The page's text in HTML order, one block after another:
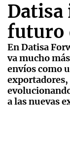
Datisa
futuro
En Datisa
va mucho
envíos como
a las nuevas